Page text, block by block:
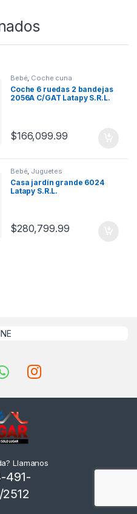
Bebé, Coche cuna
Coche 6 ruedas 2 bandejas
2056A C/GAT Latapy S.R.L.
$166,099.99
Bebé, Juguetes
Casa jardín grande 6024
Latapy S.R.L.
$280,799.99
Llamanos
491-
Ayudar?